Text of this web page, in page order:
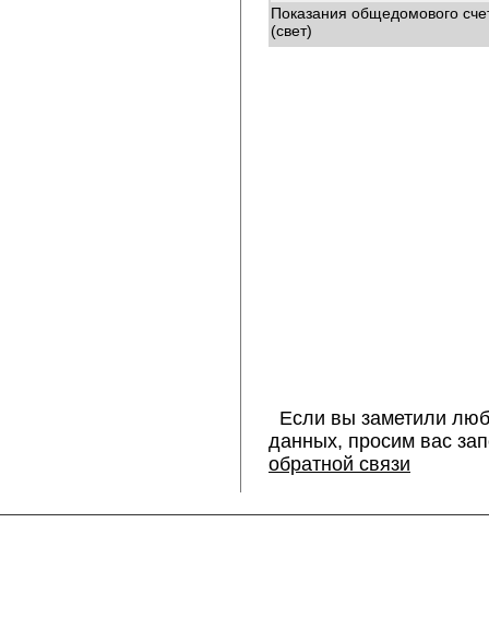
Показания общедомового
(свет)
Если вы заметили
данных, просим вас
обратной связи